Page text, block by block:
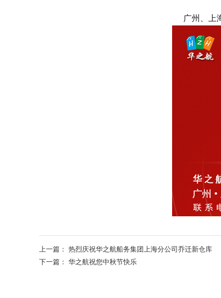
广州、上
上一篇： 热烈庆祝华之航船务集团上海分公司乔迁新仓库
下一篇： 华之航祝您中秋节快乐